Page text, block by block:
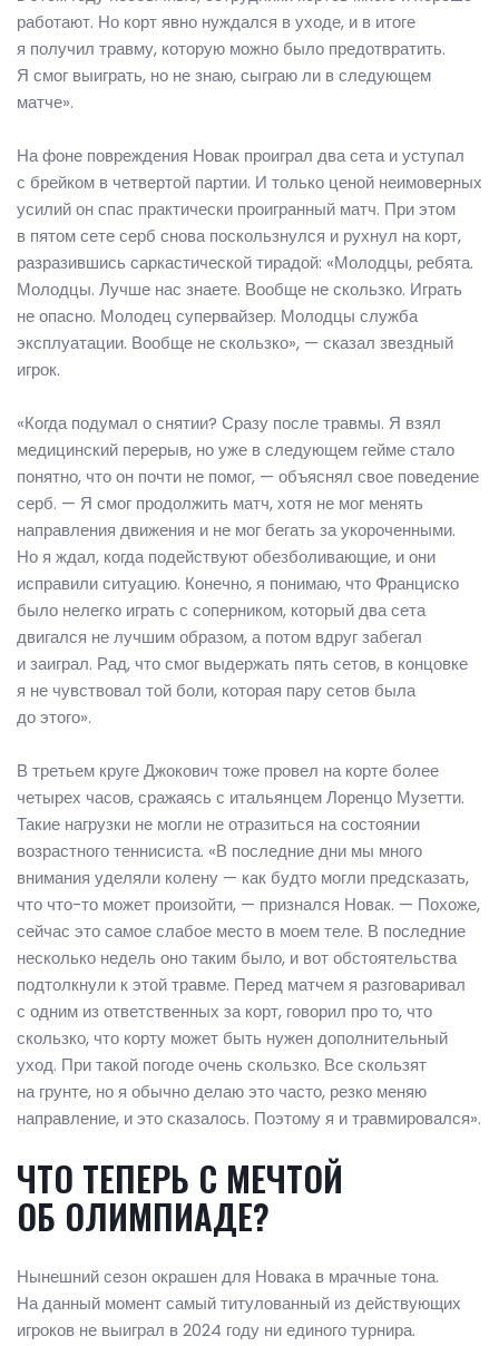
работают. Но корт явно нуждался в уходе, и в итоге
я получил травму, которую можно было предотвратить.
Я смог выиграть, но не знаю, сыграю ли в следующем
матче».
На фоне повреждения Новак проиграл два сета и уступал
с брейком в четвертой партии. И только ценой неимоверных
усилий он спас практически проигранный матч. При этом
в пятом сете серб снова поскользнулся и рухнул на корт,
разразившись саркастической тирадой: «Молодцы, ребята.
Молодцы. Лучше нас знаете. Вообще не скользко. Играть
не опасно. Молодец супервайзер. Молодцы служба
эксплуатации. Вообще не скользко», — сказал звездный
игрок.
«Когда подумал о снятии? Сразу после травмы. Я взял
медицинский перерыв, но уже в следующем гейме стало
понятно, что он почти не помог, — объяснял свое поведение
серб. — Я смог продолжить матч, хотя не мог менять
направления движения и не мог бегать за укороченными.
Но я ждал, когда подействуют обезболивающие, и они
исправили ситуацию. Конечно, я понимаю, что Франциско
было нелегко играть с соперником, который два сета
двигался не лучшим образом, а потом вдруг забегал
и заиграл. Рад, что смог выдержать пять сетов, в концовке
я не чувствовал той боли, которая пару сетов была
до этого».
В третьем круге Джокович тоже провел на корте более
четырех часов, сражаясь с итальянцем Лоренцо Музетти.
Такие нагрузки не могли не отразиться на состоянии
возрастного теннисиста. «В последние дни мы много
внимания уделяли колену — как будто могли предсказать,
что что-то может произойти, — признался Новак. — Похоже,
сейчас это самое слабое место в моем теле. В последние
несколько недель оно таким было, и вот обстоятельства
подтолкнули к этой травме. Перед матчем я разговаривал
с одним из ответственных за корт, говорил про то, что
скользко, что корту может быть нужен дополнительный
уход. При такой погоде очень скользко. Все скользят
на грунте, но я обычно делаю это часто, резко меняю
направление, и это сказалось. Поэтому я и травмировался».
ЧТО ТЕПЕРЬ С МЕЧТОЙ
ОБ ОЛИМПИАДЕ?
Нынешний сезон окрашен для Новака в мрачные тона.
На данный момент самый титулованный из действующих
игроков не выиграл в 2024 году ни единого турнира.